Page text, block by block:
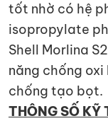
tốt nhờ có hệ
isopropylate
Shell Morlina
năng chống
chống tạo bọt.
THÔNG SỐ KỸ